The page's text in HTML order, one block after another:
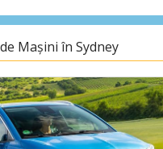
Mașini în Sydney